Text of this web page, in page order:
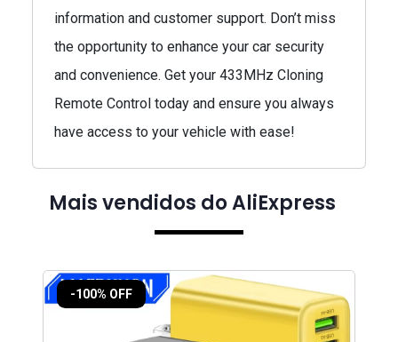
information and customer support. Don’t miss
the opportunity to enhance your car security
and convenience. Get your 433MHz Cloning
Remote Control today and ensure you always
have access to your vehicle with ease!
Mais vendidos do AliExpress
-100% OFF